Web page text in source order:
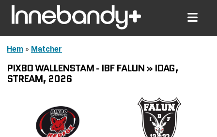
Hem » Matcher
PIXBO WALLENSTAM - IBF FALUN » IDAG,
STREAM, 2026